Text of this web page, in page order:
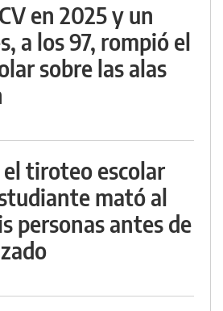
en 2025 y un
a los 97, rompió el
sobre las alas
tiroteo escolar
mató al
personas antes de